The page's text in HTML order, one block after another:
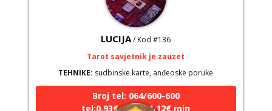
LUCIJA / Kod #136
Tarot savjetnik je zauzet
TEHNIKE:
sudbinske karte, anđeoske poruke
Broj tel: 064/600-600
tel:0,93€ - mob:1,12€ min